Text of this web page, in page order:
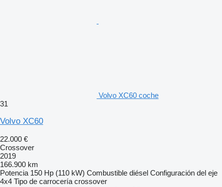
Volvo XC60 coche
31
Volvo XC60
22.000 €
Crossover
2019
166.900 km
Potencia 150 Hp (110 kW) Combustible diésel Configuración del eje
4x4 Tipo de carrocería crossover